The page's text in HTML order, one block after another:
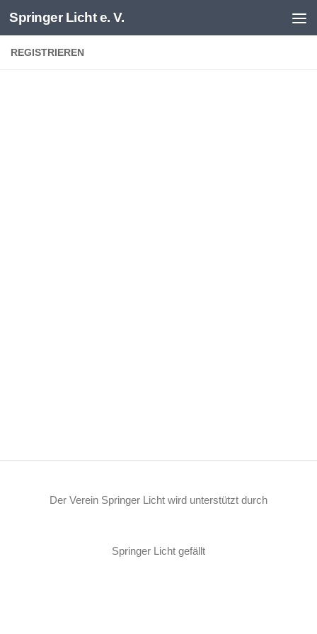
Zum Inhalt springen
Springer Licht e. V.
REGISTRIEREN
Der Verein Springer Licht wird unterstützt durch
Springer Licht gefällt